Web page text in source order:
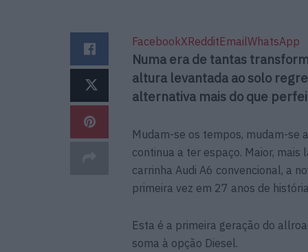
FacebookXRedditEmailWhatsApp
Numa era de tantas
altura levantada ao solo
alternativa mais do que
Mudam-se os tempos, mudam-se
continua a ter espaço. Maior,
carrinha Audi A6 convencional, a
primeira vez em 27 anos de
Esta é a primeira geração do
soma à opção Diesel.